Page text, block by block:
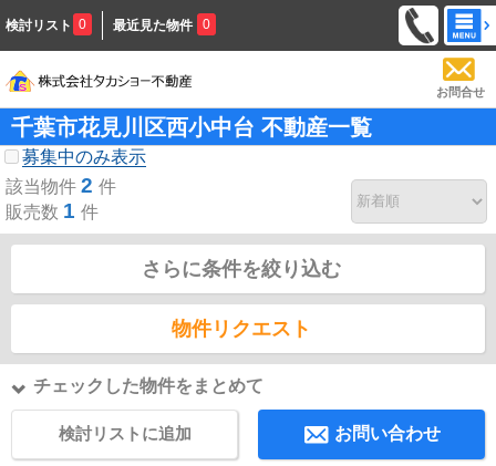
検討リスト 0 最近見た物件 0
お問合せ
千葉市花見川区西小中台 不動産一覧
募集中のみ表示
該当物件 2 件
販売数 1 件
さらに条件を絞り込む
物件リクエスト
チェックした物件をまとめて
検討リストに追加 お問い合わせ